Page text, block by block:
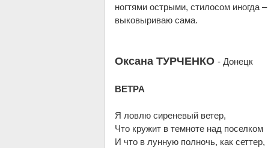
ногтями острыми, стилосом иногда –
выковыриваю сама.
Оксана ТУРЧЕНКО- Донецк
ВЕТРА
Я ловлю сиреневый ветер,
Что кружит в темноте над поселком
И что в лунную полночь, как сеттер,